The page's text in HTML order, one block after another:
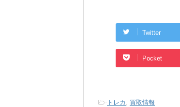
Twitter
Pocket
- トレカ , 買取情報